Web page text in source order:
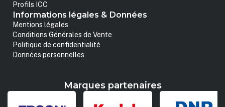
Profils ICC
Informations légales & Données
Mentions légales
Conditions Générales de Vente
Politique de confidentialité
Données personnelles
Marques partenaires